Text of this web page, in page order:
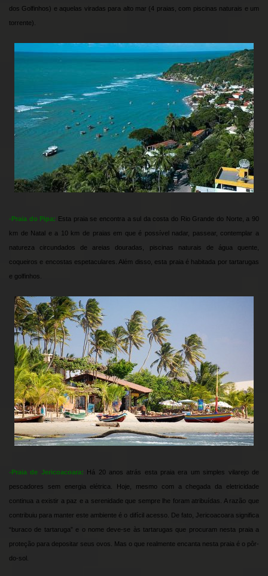
dos Golfinhos) e aquelas viradas para alto mar (4 praias, com piscinas naturais e um
torrente).
-Praia do Pipa: Esta praia se encontra a sul da costa do Rio Grande do Norte, a 90
km de Natal e a 10 km de praias em que é possível nadar, passear, contemplar a
natureza circundados de areias douradas, piscinas naturais de água quente,
coqueiros e encostas espetaculares. Além disso, esta praia é habitada por tartarugas
e golfinhos.
-Praia de Jericoacoara: Há 20 anos atrás esta praia era um simples vilarejo de
pescadores sem energia elétrica. Hoje, mesmo com a chegada da eletricidade
continua a existir a paz e a serenidade que sempre lhe foram atribuídas. A razão que
contribuiu para manter este ambiente é o difícil acesso. De fato, Jericoacoara significa
“buraco de tartaruga” e o nome deve-se às tartarugas que procuram nesta praia a
proteção para depositar seus ovos. Mas o que realmente encanta nesta praia é o pôr-
do-sol.